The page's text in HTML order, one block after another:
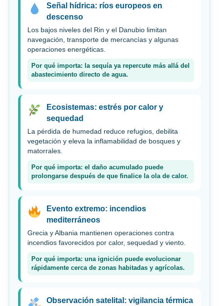
Señal hídrica: ríos europeos en
descenso
Los bajos niveles del Rin y el Danubio limitan
navegación, transporte de mercancías y algunas
operaciones energéticas.
Por qué importa: la sequía ya repercute más allá del
abastecimiento directo de agua.
Ecosistemas: estrés por calor y
sequedad
La pérdida de humedad reduce refugios, debilita
vegetación y eleva la inflamabilidad de bosques y
matorrales.
Por qué importa: el daño acumulado puede
prolongarse después de que finalice la ola de calor.
Evento extremo: incendios
mediterráneos
Grecia y Albania mantienen operaciones contra
incendios favorecidos por calor, sequedad y viento.
Por qué importa: una ignición puede evolucionar
rápidamente cerca de zonas habitadas y agrícolas.
Observación satelital: vigilancia térmica